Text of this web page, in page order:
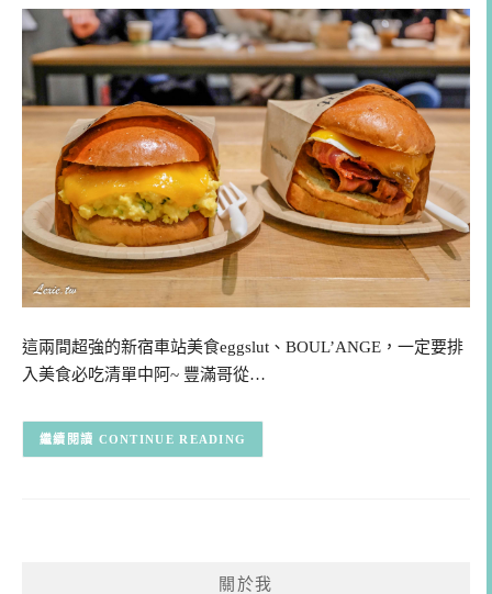
這兩間超強的新宿車站美食eggslut、BOUL’ANGE，一定要排
入美食必吃清單中阿~ 豐滿哥從…
CONTINUE READING
關於我